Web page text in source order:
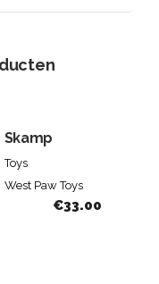
Skamp
Toys
West Paw Toys
€33.00